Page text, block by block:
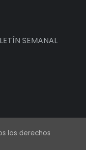
SEMANAL
los derechos